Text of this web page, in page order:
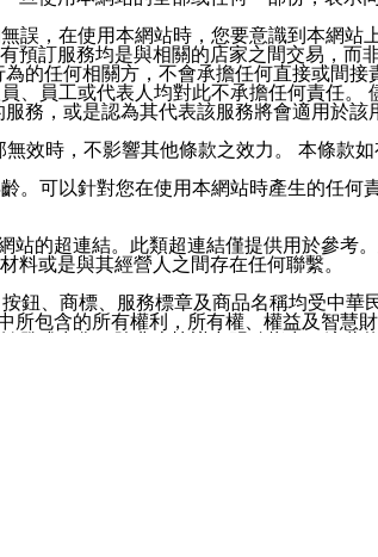
入本公司/本服務好友，您仍可接收到通
限，以廣告或其他目的的訊息皆不會被
號碼比對相符。
息。
方帳號或認證官方帳號的通知型訊息。
誤，在使用本網站時，您要意識到本網
預訂服務均是與相關的店家之間交易，
的任何相關方，不會承擔任何直接或間
、員工或代表人均對此不承擔任何責任
務，或是認為其代表該服務將會適用於
效時，不影響其他條款之效力。 本條款
。可以針對您在使用本網站時產生的任
站的超連結。此類超連結僅提供用於參
料或是與其經營人之間存在任何聯繫。
鈕、商標、服務標章及商品名稱均受中
所包含的所有權利，所有權、權益及智